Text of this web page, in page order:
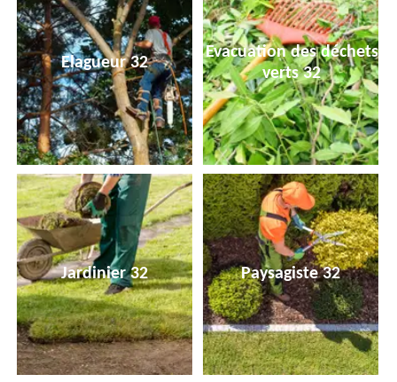
Elagueur 32
Evacuation des déchets
verts 32
Jardinier 32 Paysagiste 32